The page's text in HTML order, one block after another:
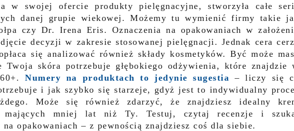
w swojej ofercie produkty pielęgnacyjne, stworzyła całe
danej grupie wiekowej. Możemy tu wymienić firmy takie
czy Dr. Irena Eris. Oznaczenia na opakowaniach w
decyzji w zakresie stosowanej pielęgnacji. Jednak cera
się analizować również składy kosmetyków. Być może
skóra potrzebuje głębokiego odżywienia, które znajdzie
60+.Numery na produktach to jedynie sugestia – liczy się
i jak szybko się starzeje, gdyż jest to indywidualny
Może się również zdarzyć, że znajdziesz idealny
mających mniej lat niż Ty. Testuj, czytaj recenzje i
opakowaniach – z pewnością znajdziesz coś dla siebie.